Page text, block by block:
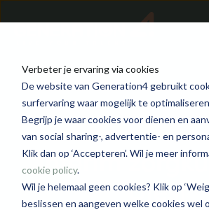
Verbeter je ervaring via cookies
De website van Generation4 gebruikt
surfervaring waar mogelijk te
Begrijp je waar cookies voor dienen en
van social sharing-, advertentie- en
Klik dan op ‘Accepteren’. Wil je meer
cookie policy.
Wil je helemaal geen cookies? Klik op
beslissen en aangeven welke cookies wel
Interim
Diest